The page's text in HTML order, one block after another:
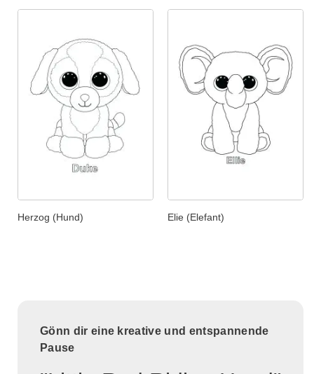
Herzog (Hund) Elie (Elefant)
Gönn dir eine kreative und entspannende
Pause